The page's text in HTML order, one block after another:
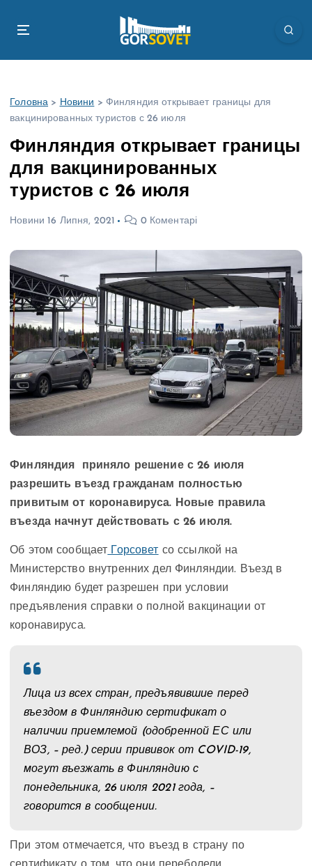
Головна > Новини > Финляндия открывает границы для
вакцинированных туристов с 26 июля
Финляндия открывает границы
для вакцинированных
туристов с 26 июля
Новини 16 Липня, 2021 0 Коментарі
Финляндия приняло решение с 26 июля
разрешить въезд гражданам полностью
привитым от коронавируса. Новые правила
въезда начнут действовать с 26 июля.
Об этом сообщает Горсовет со ссылкой на
Министерство внутренних дел Финляндии. Въезд в
Финляндию будет разрешен при условии
предъявления справки о полной вакцинации от
коронавируса.
Лица из всех стран, предъявившие перед
въездом в Финляндию сертификат о
наличии приемлемой (одобренной ЕС или
ВОЗ, – ред.) серии прививок от COVID-19,
могут въезжать в Финляндию с
понедельника, 26 июля 2021 года, –
говорится в сообщении.
При этом отмечается, что въезд в страну по